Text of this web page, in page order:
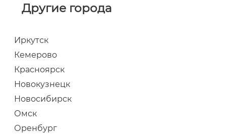
Другие города
Иркутск
Кемерово
Красноярск
Новокузнецк
Новосибирск
Омск
Оренбург